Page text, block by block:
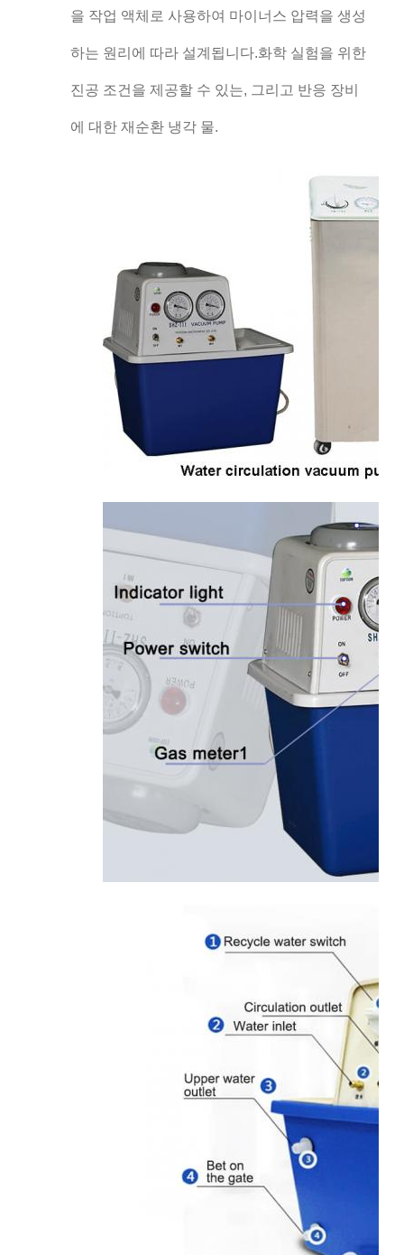
을 작업 액체로 사용하여 마이너스 압력을 생성
하는 원리에 따라 설계됩니다.화학 실험을 위한
진공 조건을 제공할 수 있는, 그리고 반응 장비
에 대한 재순환 냉각 물.